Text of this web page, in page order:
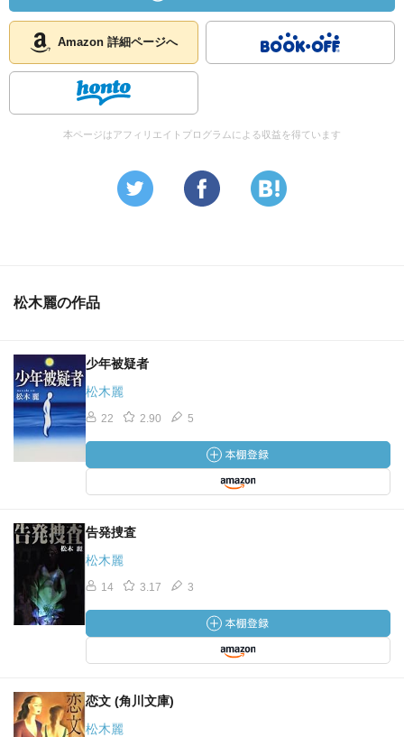
Amazon 詳細ページへ
本ページはアフィリエイトプログラムによる収益を得ています
松木麗の作品
少年被疑者
松木麗
22 2.90 5
告発捜査
松木麗
14 3.17 3
恋文 (角川文庫)
松木麗